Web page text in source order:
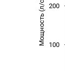
Мощность (л/с) 100
200